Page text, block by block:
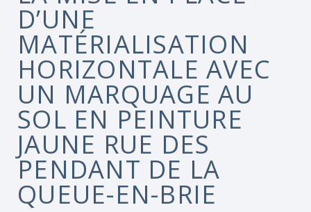
D’UNE
MATÉRIALISATION
HORIZONTALE AVEC
UN MARQUAGE AU
SOL EN PEINTURE
JAUNE RUE DES
PENDANT DE LA
QUEUE-EN-BRIE